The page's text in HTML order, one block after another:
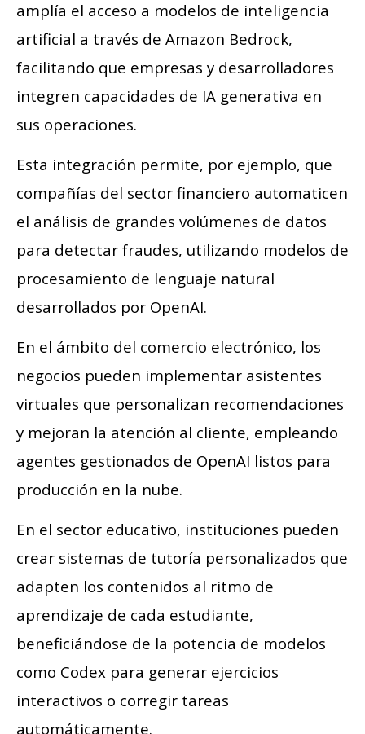
amplía el acceso a modelos de inteligencia
artificial a través de Amazon Bedrock,
facilitando que empresas y desarrolladores
integren capacidades de IA generativa en
sus operaciones.
Esta integración permite, por ejemplo, que
compañías del sector financiero automaticen
el análisis de grandes volúmenes de datos
para detectar fraudes, utilizando modelos de
procesamiento de lenguaje natural
desarrollados por OpenAI.
En el ámbito del comercio electrónico, los
negocios pueden implementar asistentes
virtuales que personalizan recomendaciones
y mejoran la atención al cliente, empleando
agentes gestionados de OpenAI listos para
producción en la nube.
En el sector educativo, instituciones pueden
crear sistemas de tutoría personalizados que
adapten los contenidos al ritmo de
aprendizaje de cada estudiante,
beneficiándose de la potencia de modelos
como Codex para generar ejercicios
interactivos o corregir tareas
automáticamente.